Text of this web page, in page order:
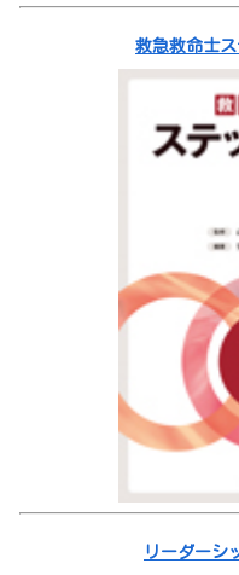
救急救命士
リーダーシ